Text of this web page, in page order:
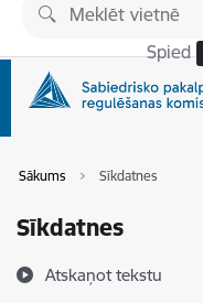
Pāriet uz lapas saturu
Spied
Sākums Sīkdatnes
Sīkdatnes
Atskaņot tekstu